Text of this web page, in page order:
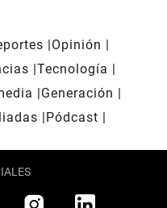
Opinión
Tecnología
Generación
Pódcast